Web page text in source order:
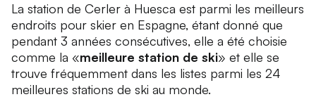
La station de Cerler à Huesca est parmi les meilleurs
endroits pour skier en Espagne, étant donné que
pendant 3 années consécutives, elle a été choisie
comme la «meilleure station de ski» et elle se
trouve fréquemment dans les listes parmi les 24
meilleures stations de ski au monde.